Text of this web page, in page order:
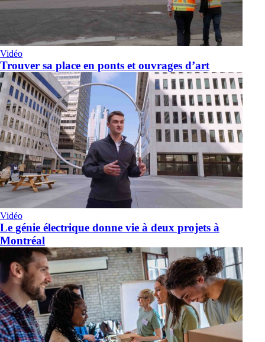
Vidéo
Trouver sa place en ponts et ouvrages d’art
Vidéo
Le génie électrique donne vie à deux projets à
Montréal